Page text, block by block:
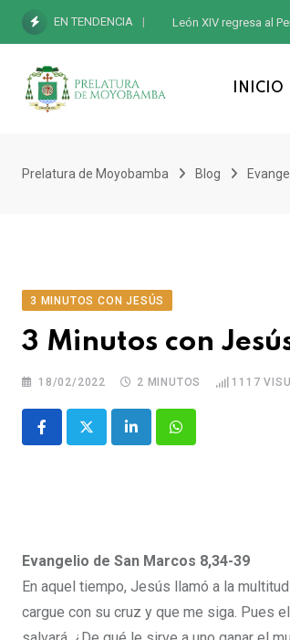
EN TENDENCIA León XIV regresa al
INICIO
Prelatura de Moyobamba Blog
3 MINUTOS CON JESÚS
3 Minutos con
18/02/2022 2 MINUTOS 1117
Evangelio de San Marcos 8,34-39
En aquel tiempo, Jesús llamó a la
cargue con su cruz y que me siga. Pues